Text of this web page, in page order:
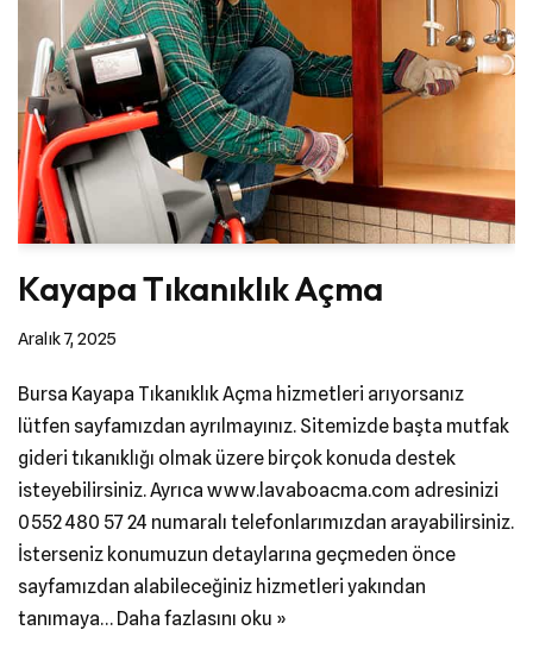
Kayapa Tıkanıklık Açma
Aralık 7, 2025
Bursa Kayapa Tıkanıklık Açma hizmetleri arıyorsanız
lütfen sayfamızdan ayrılmayınız. Sitemizde başta mutfak
gideri tıkanıklığı olmak üzere birçok konuda destek
isteyebilirsiniz. Ayrıca www.lavaboacma.com adresinizi
0552 480 57 24 numaralı telefonlarımızdan arayabilirsiniz.
İsterseniz konumuzun detaylarına geçmeden önce
sayfamızdan alabileceğiniz hizmetleri yakından
tanımaya… Daha fazlasını oku »